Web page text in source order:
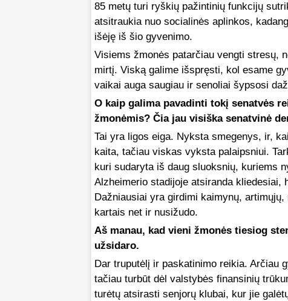
85 metų turi ryškių pažintinių funkcijų
atsitraukia nuo socialinės aplinkos,
išėję iš šio gyvenimo.
Visiems žmonės patarčiau vengti stresų,
mirtį. Viską galime išspręsti, kol esame
vaikai auga saugiau ir senoliai šypsosi
O kaip galima pavadinti tokį senatvės
žmonėmis? Čia jau visiška senatvinė
Tai yra ligos eiga. Nyksta smegenys, ir,
kaita, tačiau viskas vyksta palaipsniui.
kuri sudaryta iš daug sluoksnių, kuriems
Alzheimerio stadijoje atsiranda
Dažniausiai yra girdimi kaimynų,
kartais net ir nusižudo.
Aš manau, kad vieni žmonės tiesiog
užsidaro.
Dar truputėlį ir paskatinimo reikia. Arčiau
tačiau turbūt dėl valstybės finansinių
turėtų atsirasti senjorų klubai, kur jie